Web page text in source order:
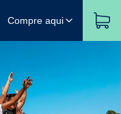
Compre aqui